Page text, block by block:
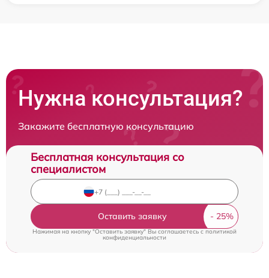
Нужна консультация?
Закажите бесплатную консультацию
Бесплатная консультация со
специалистом
Оставить заявку
Нажимая на кнопку "Оставить заявку" Вы соглашаетесь cполитикой
конфиденциальности